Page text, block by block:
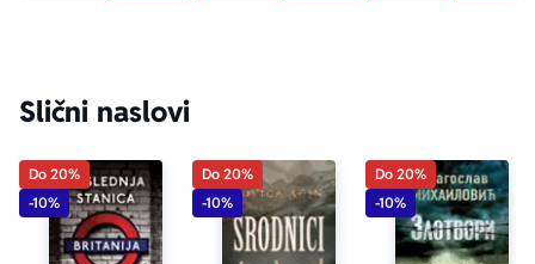
Slični naslovi
Do 20%
-10%
Do 20%
-10%
Do 20%
-10%